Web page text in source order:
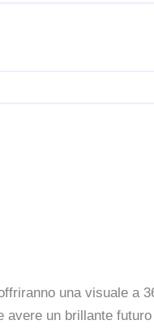
una visuale a
avere un brillante